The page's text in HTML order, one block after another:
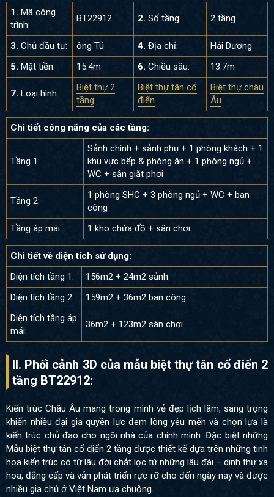
1. Mã công
trình:
BT22912 2. Số tầng: 2 tầng
3. Chủ đầu tư: ông Tú 4. Địa chỉ:
Hải Dương
5. Mặt tiền: 15.4m 6. Chiều sâu: 13.7m
7. Loại hình
Biệt thự 2
tầng
Biệt thự tân cổ
điển
Biệt thự châu
Âu
Chi tiết công năng của các tầng:
Tầng 1:
Sảnh chính + sảnh phụ + 1 phòng khách + 1
khu vực bếp & phòng ăn + 1 phòng ngủ +
WC + sân giặt phơi
Tầng 2:
1 phòng SHC + 3 phòng ngủ + WC + ban
công
Tầng áp mái:
1 kho chứa đồ + sân chơi
Chi tiết về diện tích sử dụng:
Diện tích tầng 1:
156m2 + 24m2 sảnh
Diện tích tầng 2:
159m2 + 36m2 ban công
Diện tích tầng áp
mái:
36m2 + 123m2 sân chơi
II. Phối cảnh 3D của mẫu biệt thự tân cổ điển 2
tầng BT22912:
Kiến trúc Châu Âu mang trong mình vẻ đẹp lịch lãm, sang trọng
khiến nhiều đại gia quyền lực đem lòng yêu mến và chọn lựa là
kiến trúc chủ đạo cho ngôi nhà của chính mình. Đặc biệt những
Mẫu biệt thự tân cổ điển 2 tầng được thiết kế dựa trên những tinh
hoa kiến trúc có từ lâu đời chắt lọc từ những lâu đài – dinh thự xa
hoa, đẳng cấp và vẫn phát triển rực rỡ cho đến ngày nay và được
nhiều gia chủ ở Việt Nam ưa chuộng.